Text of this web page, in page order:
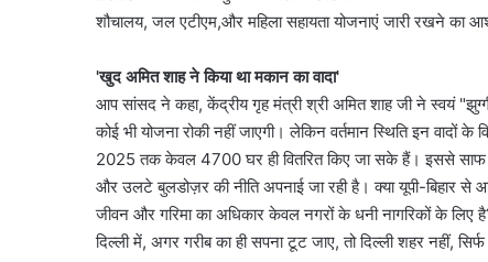
शौचालय, जल एटीएम,और महिला सहायता योजनाएं जारी रखने का
'खुद अमित शाह ने किया था मकान का वादा'
आप सांसद ने कहा, केंद्रीय गृह मंत्री श्री अमित शाह जी ने स्वयं
कोई भी योजना रोकी नहीं जाएगी। लेकिन वर्तमान स्थिति इन वादों
2025 तक केवल 4700 घर ही वितरित किए जा सके हैं। इससे साफ
और उलटे बुलडोज़र की नीति अपनाई जा रही है। क्या यूपी-बिहार से
जीवन और गरिमा का अधिकार केवल नगरों के धनी नागरिकों के लिए
दिल्ली में, अगर गरीब का ही सपना टूट जाए, तो दिल्ली शहर नहीं,